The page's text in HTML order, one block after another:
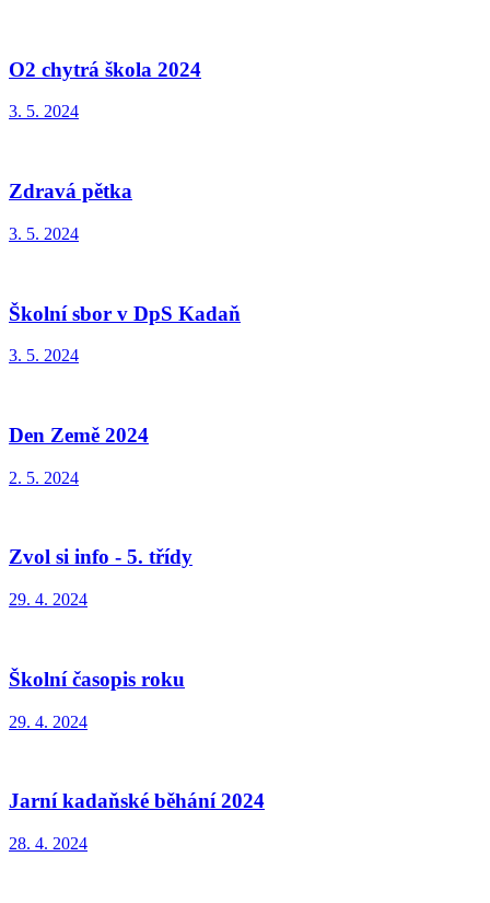
O2 chytrá škola 2024
3. 5. 2024
Zdravá pětka
3. 5. 2024
Školní sbor v DpS Kadaň
3. 5. 2024
Den Země 2024
2. 5. 2024
Zvol si info - 5. třídy
29. 4. 2024
Školní časopis roku
29. 4. 2024
Jarní kadaňské běhání 2024
28. 4. 2024